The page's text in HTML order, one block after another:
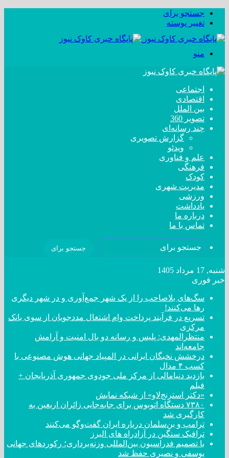
جستجو برای
تغییر پوسته
منو
اجتماعی
اقتصادی
بین الملل
تصویر 360
چند رسانه‌ای
گزارش تصویری
ویدئو
علم و فناوری
فرهنگی
کودک
مدیریت شهری
ورزشی
یادداشت
درباره ما
تماس با ما
جستجو برای
شنبه, 17 مرداد 1405
خبر فوری
سگ‌های بلاصاحب را از یک شهر جمع‌آوری و در شهر دیگری
رها می‌کنند!
تسریع در فرآیند پرداخت وام اشتغال مددجویان از سوی بانک
مرکزی
منتظرالمهدی: پلیس و رسانه دو بال امنیت و آرامش
جامعه‌اند
درخشش نخبگان ایرانی در المپیاد جهانی هوش مصنوعی با
کسب ۴ مدال
بازدید دنیامالی از مرکز ملی جودوی جمهوری آذربایجان +
فیلم
«دکتر استرنج‌لاو» از شبکه نمایش
۷۳۸۰ دستگاه اتوبوس برای جابه‌جایی زائران اربعین به
کارگیری شد
ترامپ و بن‌سلمان درباره ایران گفت‌و‌گو می‌کنند
ترافیک سنگین در آزادراه های البرز
با تصمیم فدراسیون بین‌المللی وزنه‌برداری؛ رکورد‌های جهانی
یوسفی و نصیری حفظ شد